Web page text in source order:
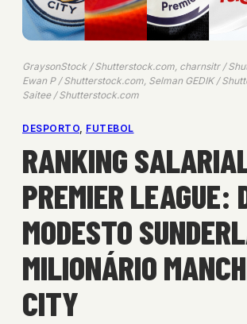
GraysonStock / Shutterstock.com, charnsitr /
Ewan P / Shutterstock.com, Selman GEDIK /
Saitee / Shutterstock.com
DESPORTO, FUTEBOL
RANKING
PREMIER LEAGUE:
MODESTO
MILIONÁRIO
CITY